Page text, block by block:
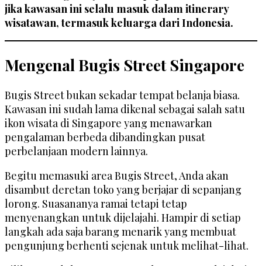
jika kawasan ini selalu masuk dalam itinerary
wisatawan, termasuk keluarga dari Indonesia.
Mengenal Bugis Street Singapore
Bugis Street bukan sekadar tempat belanja biasa.
Kawasan ini sudah lama dikenal sebagai salah satu
ikon wisata di Singapore yang menawarkan
pengalaman berbeda dibandingkan pusat
perbelanjaan modern lainnya.
Begitu memasuki area Bugis Street, Anda akan
disambut deretan toko yang berjajar di sepanjang
lorong. Suasananya ramai tetapi tetap
menyenangkan untuk dijelajahi. Hampir di setiap
langkah ada saja barang menarik yang membuat
pengunjung berhenti sejenak untuk melihat-lihat.